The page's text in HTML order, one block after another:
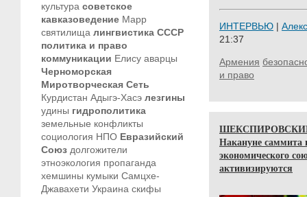
культура советское
кавказоведение Марр
святилища лингвистика СССР
политика и право
коммуникации Елису аварцы
Черноморская
Миротворческая Сеть
Курдистан Адыгэ-Хасэ лезгины
удины гидрополитика
земельные конфликты
социология НПО Евразийский
Союз долгожители
этноэкология пропаганда
хемшины кумыки Самцхе-
Джавахети Украина скифы
ИНТЕРВЬЮ |
21:37
Армения
и право
Накануне саммита
экономического
активизируются